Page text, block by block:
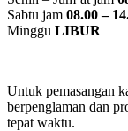
Sabtu jam 08.00 –
Minggu LIBUR
Untuk pemasangan
berpenglaman dan
tepat waktu.